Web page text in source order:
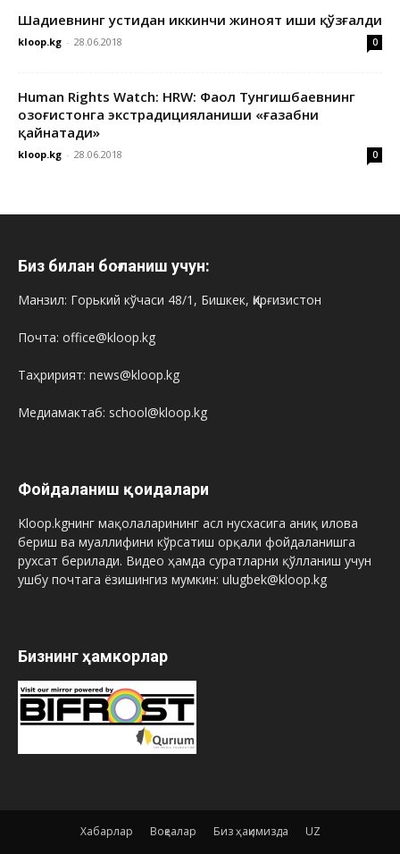
Шадиевнинг устидан иккинчи жиноят иши қўзғалди
kloop.kg - 28.06.2018 0
Human Rights Watch: HRW: Фаол Тунгишбаевнинг
Қозоғистонга экстрадицияланиши «ғазабни
қайнатади»
kloop.kg - 28.06.2018 0
Биз билан боғланиш учун:
Манзил: Горький кўчаси 48/1, Бишкек, Қирғизистон
Почта: office@kloop.kg
Таҳририят: news@kloop.kg
Медиамактаб: school@kloop.kg
Фойдаланиш қоидалари
Kloop.kgнинг мақолаларининг асл нусхасига аниқ илова
бериш ва муаллифини кўрсатиш орқали фойдаланишга
рухсат берилади. Видео ҳамда суратларни қўлланиш учун
ушбу почтага ёзишингиз мумкин: ulugbek@kloop.kg
Бизнинг ҳамкорлар
Хабарлар Воқеалар Биз ҳақимизда UZ